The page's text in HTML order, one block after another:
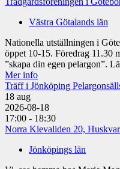
Västra Götalands län
Nationella utställningen i
öppet 10-15. Föredrag 11.30
”skapa din egen pelargon”.
Mer info
Träff i Jönköping
18 aug
2026-08-18
17:00 - 18:30
Norra Klevaliden 20,
Jönköpings län